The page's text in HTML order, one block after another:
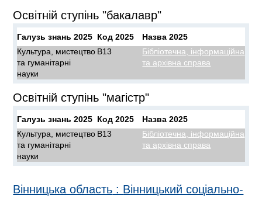
Освітній ступінь "бакалавр"
Галузь знань 2025 Код 2025
Назва 2025
Культура, мистецтво
та гуманітарні
науки
B13
Бібліотечна, інформаційна
та архівна справа
Освітній ступінь "магістр"
Галузь знань 2025 Код 2025
Назва 2025
Культура, мистецтво
та гуманітарні
науки
B13
Бібліотечна, інформаційна
та архівна справа
Вінницька область : Вінницький соціально-